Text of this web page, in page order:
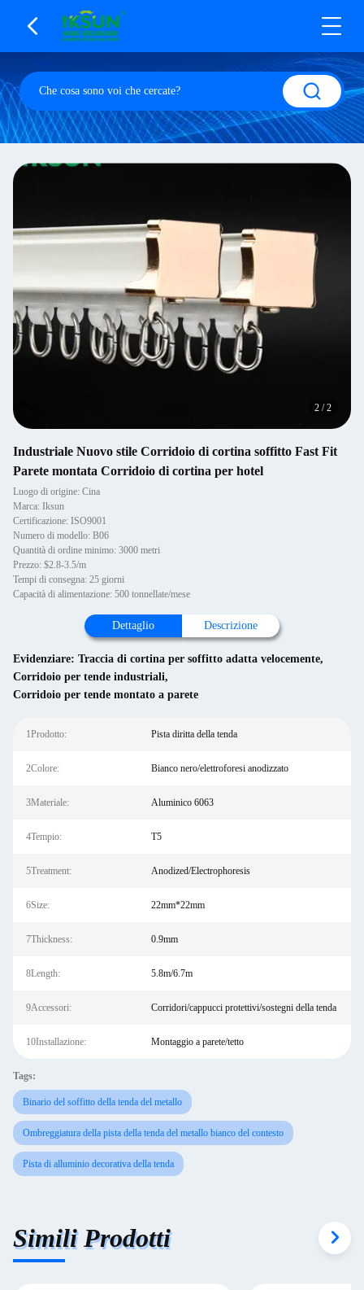
2 /2
Industriale Nuovo stile Corridoio di cortina soffitto Fast Fit
Parete montata Corridoio di cortina per hotel
Luogo di origine: Cina
Marca: Iksun
Certificazione: ISO9001
Numero di modello: B06
Quantità di ordine minimo: 3000 metri
Prezzo: $2.8-3.5/m
Tempi di consegna: 25 giorni
Capacità di alimentazione: 500 tonnellate/mese
Dettaglio Descrizione
Evidenziare: Traccia di cortina per soffitto adatta velocemente,
Corridoio per tende industriali,
Corridoio per tende montato a parete
1Prodotto: Pista diritta della tenda
2Colore: Bianco nero/elettroforesi anodizzato
3Materiale: Aluminico 6063
4Tempio: T5
5Treatment: Anodized/Electrophoresis
6Size: 22mm*22mm
7Thickness: 0.9mm
8Length: 5.8m/6.7m
9Accessori: Corridori/cappucci protettivi/sostegni della tenda
10Installazione: Montaggio a parete/tetto
Tags:
Binario del soffitto della tenda del metallo
Ombreggiatura della pista della tenda del metallo bianco del contesto
Pista di alluminio decorativa della tenda
Simili Prodotti